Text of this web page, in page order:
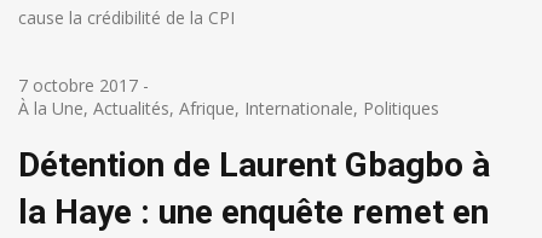
cause la crédibilité de la CPI
7 octobre 2017 -
À la Une, Actualités, Afrique, Internationale, Politiques
Détention de Laurent Gbagbo à
la Haye : une enquête remet en